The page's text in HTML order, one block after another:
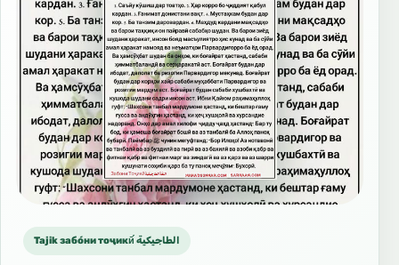
Tajik забо́ни тоҷикӣ́ الطاجيكية